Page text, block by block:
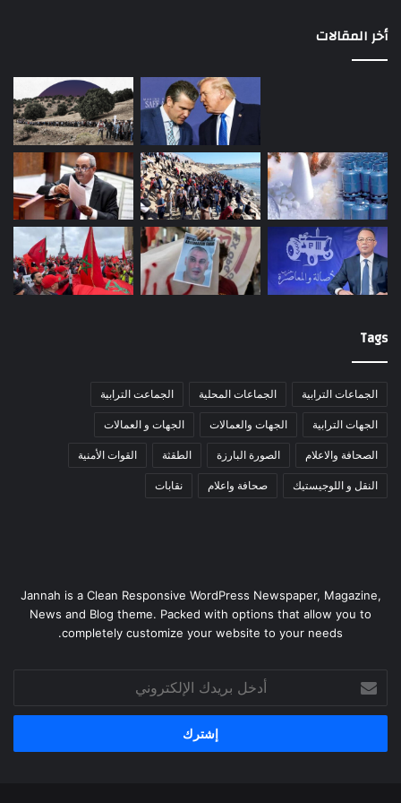
أخر المقالات
Tags
الجماعات الترابية الجماعات المحلية الجماعت الترابية
الجهات الترابية الجهات والعمالات الجهات و العمالات
الصحافة والاعلام الصورة البارزة الطقثة القوات الأمنية
النقل و اللوجيستيك صحافة واعلام نقابات
Jannah is a Clean Responsive WordPress Newspaper, Magazine,
News and Blog theme. Packed with options that allow you to
completely customize your website to your needs.
بريدك
الإلكتروني